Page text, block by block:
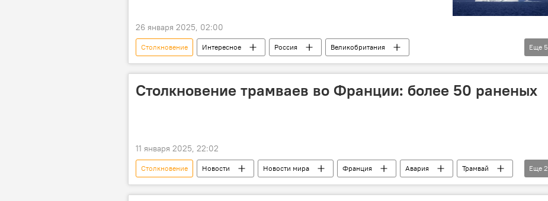
26 января 2025, 02:00
Столкновение Интересное Россия
Великобритания
Российская академия наук (РАН)
Айсберг остров
возможность столкновения
Еще 5
Столкновение трамваев во Франции: более 50 раненых
11 января 2025, 22:02
Столкновение Новости Новости мира Франция Авария
Трамвай
Страсбург
Раненые
Еще 2